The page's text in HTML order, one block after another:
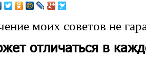
моих советов не
отличаться в